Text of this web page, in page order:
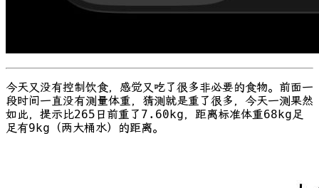
今天又没有控制饮食，感觉又吃了很多非必要的食物。前面一
段时间一直没有测量体重，猜测就是重了很多，今天一测果然
如此，提示比265日前重了7.60kg，距离标准体重68kg足
足有9kg（两大桶水）的距离。